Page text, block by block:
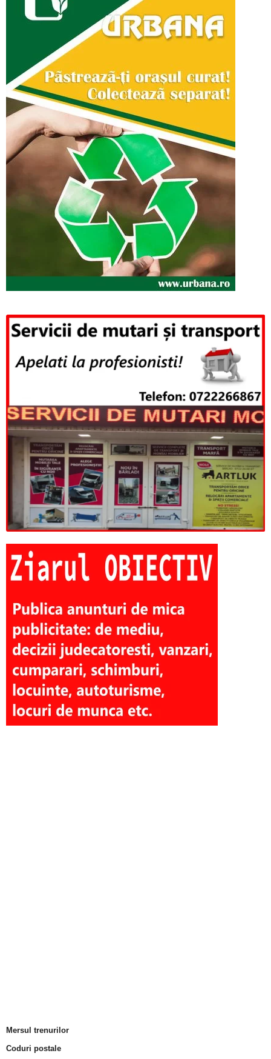
Mersul trenurilor
Coduri postale